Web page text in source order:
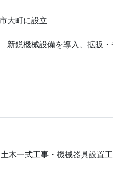
大町に設立
鋭機械設備を導入、拡販・
木一式工事・機械器具設置